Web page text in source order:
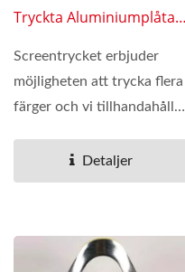
Tryckta Aluminiumplåtar
Screentrycket erbjuder
möjligheten att trycka flera
färger och vi tillhandahåller
Detaljer